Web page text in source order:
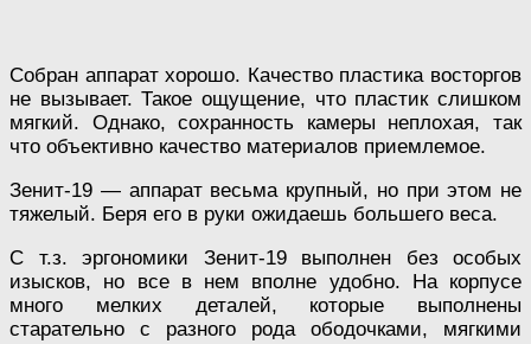
Собран аппарат хорошо. Качество пластика восторгов
не вызывает. Такое ощущение, что пластик слишком
мягкий. Однако, сохранность камеры неплохая, так
что объективно качество материалов приемлемое.
Зенит-19 — аппарат весьма крупный, но при этом не
тяжелый. Беря его в руки ожидаешь большего веса.
С т.з. эргономики Зенит-19 выполнен без особых
изысков, но все в нем вполне удобно. На корпусе
много мелких деталей, которые выполнены
старательно с разного рода ободочками, мягкими